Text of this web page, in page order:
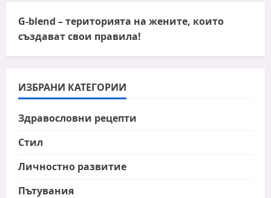
G-blend – територията на жените, които
създават свои правила!
ИЗБРАНИ КАТЕГОРИИ
Здравословни рецепти
Стил
Личностно развитие
Пътувания